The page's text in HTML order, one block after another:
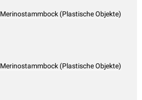
Merinostammbock (Plastische Objekte)
Merinostammbock (Plastische Objekte)